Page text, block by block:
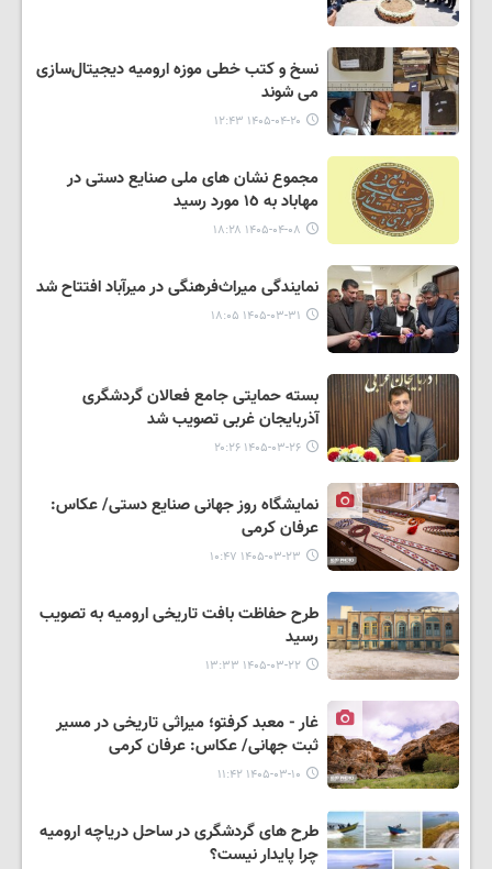
نسخ و کتب خطی موزه ارومیه دیجیتال‌سازی
می شوند
۱۴۰۵-۰۴-۲۰ ۱۲:۴۳
مجموع نشان های ملی صنایع دستی در
مهاباد به ١٥ مورد رسید
۱۴۰۵-۰۴-۰۸ ۱۸:۲۸
نمایندگی میراث‌فرهنگی در میرآباد افتتاح شد
۱۴۰۵-۰۳-۳۱ ۱۸:۰۵
بسته حمایتی جامع فعالان گردشگری
آذربایجان غربی تصویب شد
۱۴۰۵-۰۳-۲۶ ۲۰:۲۶
نمایشگاه روز جهانی صنایع دستی/ عکاس:
عرفان کرمی
۱۴۰۵-۰۳-۲۳ ۱۰:۴۷
طرح حفاظت بافت تاریخی ارومیه به تصویب
رسید
۱۴۰۵-۰۳-۲۲ ۱۳:۳۳
غار - معبد کرفتو؛ میراثی تاریخی در مسیر
ثبت جهانی/ عکاس: عرفان کرمی
۱۴۰۵-۰۳-۱۰ ۱۱:۴۲
طرح های گردشگری در ساحل دریاچه ارومیه
چرا پایدار نیست؟